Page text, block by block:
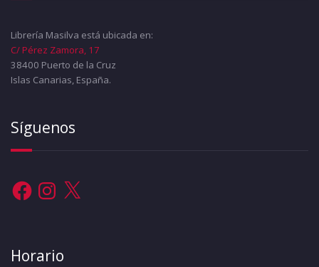
Librería Masilva está ubicada en:
C/ Pérez Zamora, 17
38400 Puerto de la Cruz
Islas Canarias, España.
Síguenos
FacebookInstagram
X
Horario